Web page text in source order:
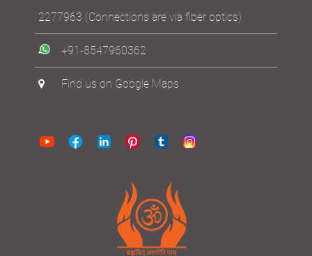
2277963 (Connections are via fiber optics)
+91-8547960362
Find us on Google Maps